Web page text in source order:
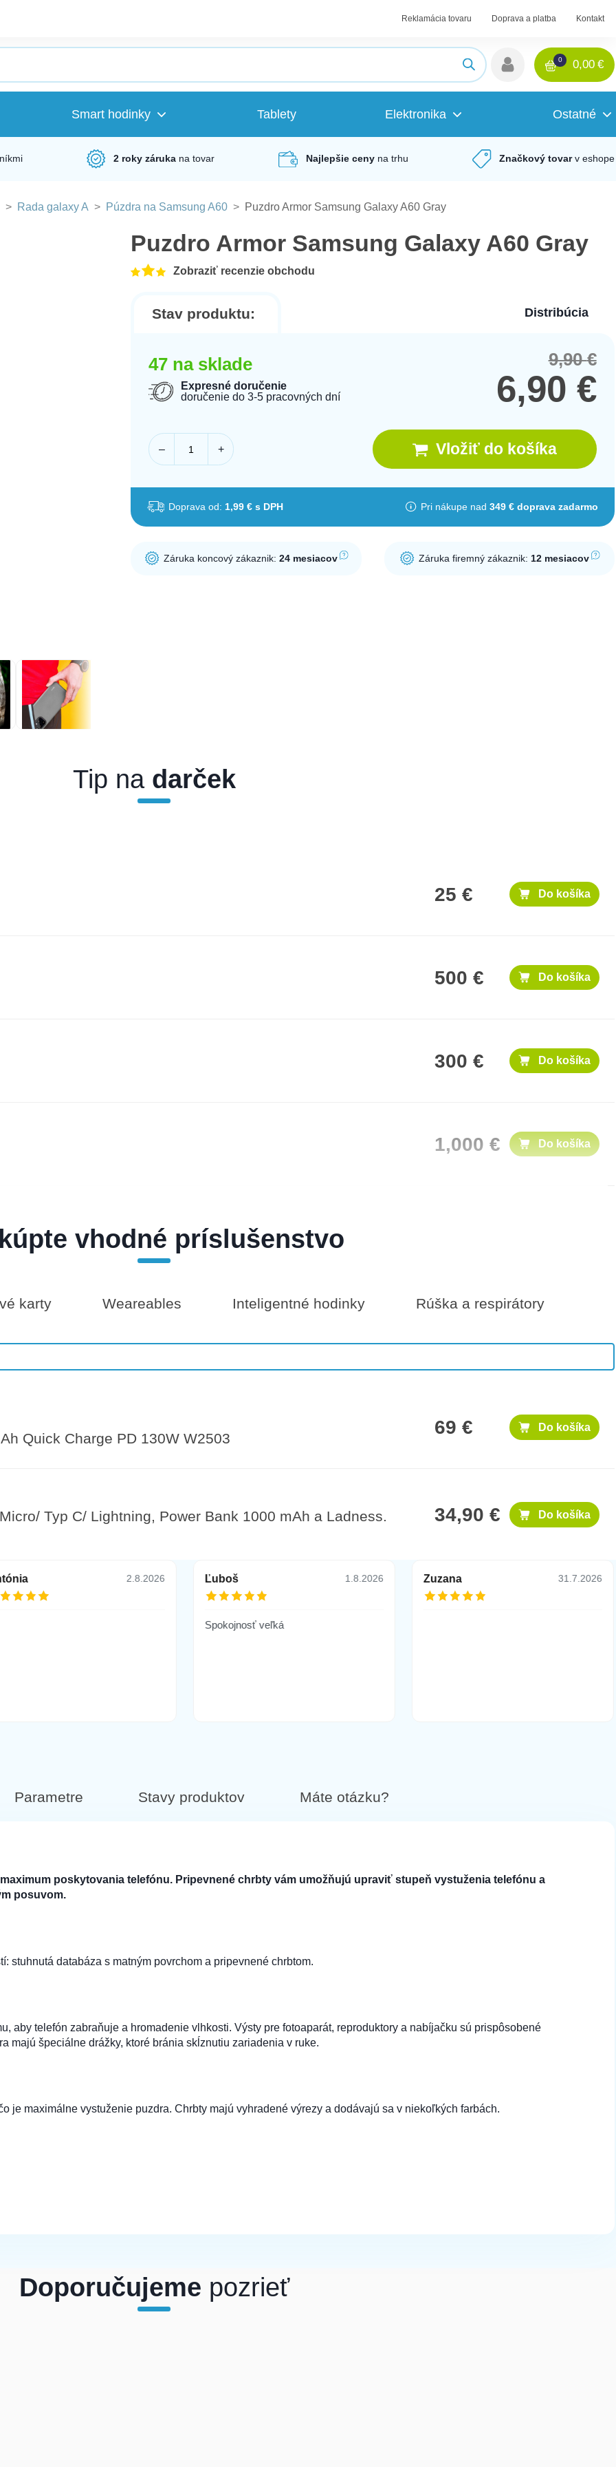
Reklamácia tovaru Doprava a platba Kontakt
0 0,00 €
Smart hodinky Tablety Elektronika Ostatné
2 roky záruka na tovar Najlepšie ceny na trhu Značkový tovar v eshope
> Rada galaxy A > Púzdra na Samsung A60 > Puzdro Armor Samsung Galaxy A60 Gray
Puzdro Armor Samsung Galaxy A60 Gray
Zobraziť recenzie obchodu
Stav produktu: Distribúcia
47 na sklade
Expresné doručenie
doručenie do 3-5 pracovných dní
9,90€
6,90 €
– + Vložiť do košíka
Doprava od: 1,99 € s DPH Pri nákupe nad 349 € doprava zadarmo
Záruka koncový zákaznik:24 mesiacov Záruka firemný zákaznik: 12 mesiacov
Tip nadarček
25 € Do košíka
500 € Do košíka
300 € Do košíka
1,000 € Do košíka
100 € Do košíka
vhodné príslušenstvo
karty Weareables Inteligentné hodinky Rúška a respirátory
Quick Charge PD 130W W2503
69 € Do košíka
Typ C/ Lightning, Power Bank 1000 mAh a Ladness.
34,90 € Do košíka
2.8.2026 Ľuboš 1.8.2026
Spokojnosť veľká
Zuzana 31.7.2026
Parametre Stavy produktov Máte otázku?
poskytovania telefónu. Pripevnené chrbty vám umožňujú upraviť stupeň vystuženia telefónu a
posuvom.
stuhnutá databáza s matným povrchom a pripevnené chrbtom.
aby telefón zabraňuje a hromadenie vlhkosti. Výsty pre fotoaparát, reproduktory a nabíjačku sú prispôsobené
majú špeciálne drážky, ktoré bránia skĺznutiu zariadenia v ruke.
je maximálne vystuženie puzdra. Chrbty majú vyhradené výrezy a dodávajú sa v niekoľkých farbách.
Doporučujeme pozrieť